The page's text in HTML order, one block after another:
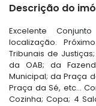
Descrição do
Excelente
localização.
Tribunais de
da OAB; da
Municipal; da Praça
Praça da Sé, etc...
Cozinha; Copa; 4